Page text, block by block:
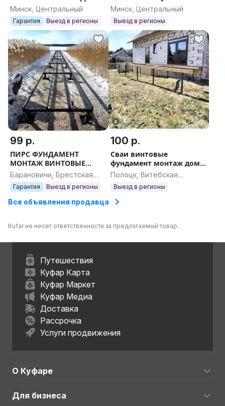
СРУБ АФРЕЙМ УЧАСТОК
БРУС ОПАЛУБКА
РОСТВЕРК БРЕВНО ДАЧА
Минск, Центральный
Гарантия Выезд в регионы
дом каркас пирс навес
терраса баня участок дом
дача
Минск, Центральный
Выезд в регионы
99 р.
ПИРС ФУНДАМЕНТ
МОНТАЖ ВИНТОВЫЕ
СВАИ СВАЙНЫЙ
ФУНДАМЕНТ ДОМ КАРКАС
СРУБ АФРЕЙМ НАВЕС
БЕСЕДКА ТЕРРАСА
Барановичи, Брестская
область
Гарантия Выезд в регионы
100 р.
Сваи винтовые
фундамент монтаж дом
навес пирс беседка
профиль оголовок
ростверк терраса дача
блок
Полоцк, Витебская
область
Выезд в регионы
Все объявления продавца
Kufar не несет ответственности за предлагаемый товар.
Путешествия
Куфар Карта
Куфар Маркет
Куфар Медиа
Доставка
Рассрочка
Услуги продвижения
О Куфаре
Для бизнеса